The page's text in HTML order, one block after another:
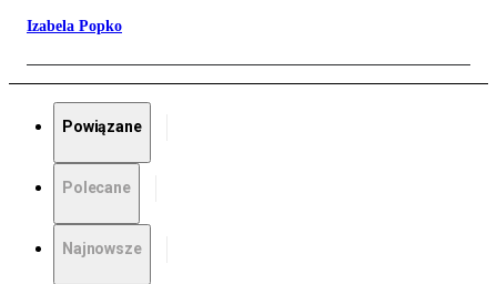
Izabela Popko
Powiązane
Polecane
Najnowsze